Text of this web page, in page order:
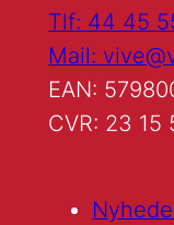
Tlf: 44 45
Mail:
EAN:
CVR: 23 15